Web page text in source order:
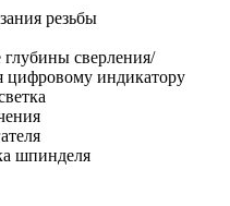
резьбы
сверления/
цифровому индикатору
шпинделя